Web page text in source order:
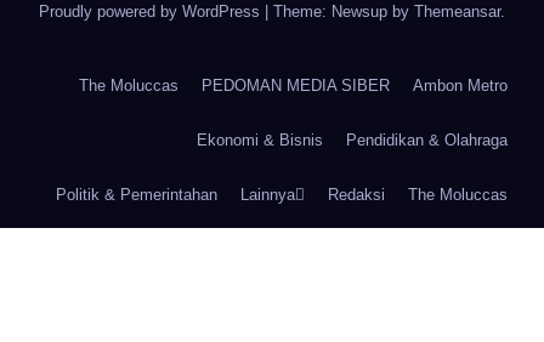
Proudly powered by WordPress | Theme: Newsup by Themeansar.
The Moluccas PEDOMAN MEDIA SIBER Ambon Metro
Ekonomi & Bisnis Pendidikan & Olahraga
Politik & Pemerintahan Lainnya Redaksi The Moluccas